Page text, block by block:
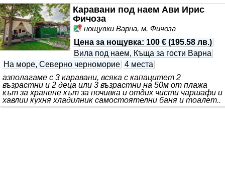
Каравани под наем Ави Ирис
Фичоза
нощувки Варна, м. Фичоза
Цена за нощувка: 100 € (195.58 лв.)
Вила под наем, Къща за гости Варна
На море, Северно черноморие 4 места
азполагаме с 3 каравани, всяка с капацитет 2
възрастни и 2 деца или 3 възрастни на 50м от плажа
кът за хранене кът за почивка и отдих чисти чаршафи и
хавлии кухня хладилник самостоятелни баня и тоалет..